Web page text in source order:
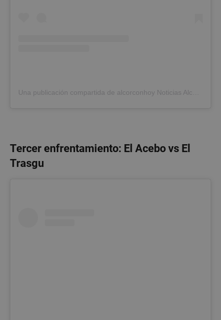
Tercer enfrentamiento: El Acebo vs El
Trasgu